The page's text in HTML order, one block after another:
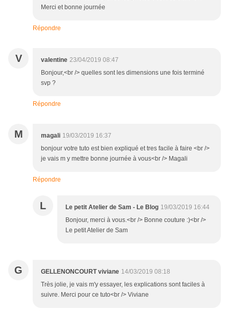
Merci et bonne journée
Répondre
V valentine 23/04/2019 08:47
Bonjour,<br /> quelles sont les dimensions une fois terminé
svp ?
Répondre
M magali 19/03/2019 16:37
bonjour votre tuto est bien expliqué et tres facile à faire <br />
je vais m y mettre bonne journée à vous<br /> Magali
Répondre
L Le petit Atelier de Sam - Le Blog 19/03/2019 16:44
Bonjour, merci à vous.<br /> Bonne couture :)<br />
Le petit Atelier de Sam
G GELLENONCOURT viviane 14/03/2019 08:18
Très jolie, je vais m'y essayer, les explications sont faciles à
suivre. Merci pour ce tuto<br /> Viviane